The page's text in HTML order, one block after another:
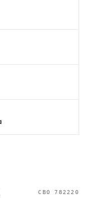
CBO 782220